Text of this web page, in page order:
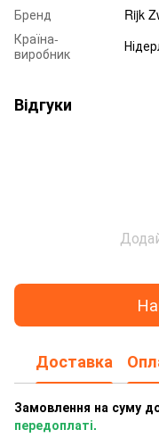
Бренд
Rijk
Країна-
виробник
Відгуки
Доставка
Замовлення на суму
передоплаті.